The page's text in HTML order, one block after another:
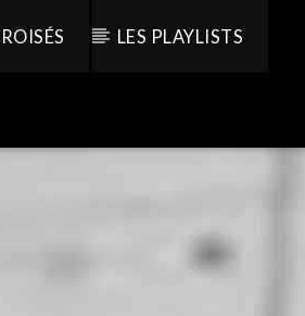
LES PLAYLISTS